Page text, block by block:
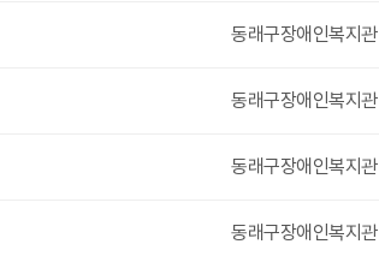
동래구장애인복지관
동래구장애인복지관
동래구장애인복지관
동래구장애인복지관